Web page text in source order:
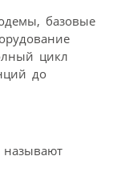
базовые
цикл
до